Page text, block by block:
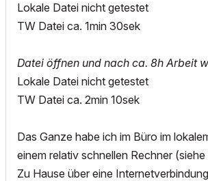
Lokale Datei nicht getestet
TW Datei ca. 1min 30sek
Datei öffnen und nach ca. 8h Arbeit
Lokale Datei nicht getestet
TW Datei ca. 2min 10sek
Das Ganze habe ich im Büro im
einem relativ schnellen Rechner
Zu Hause über eine